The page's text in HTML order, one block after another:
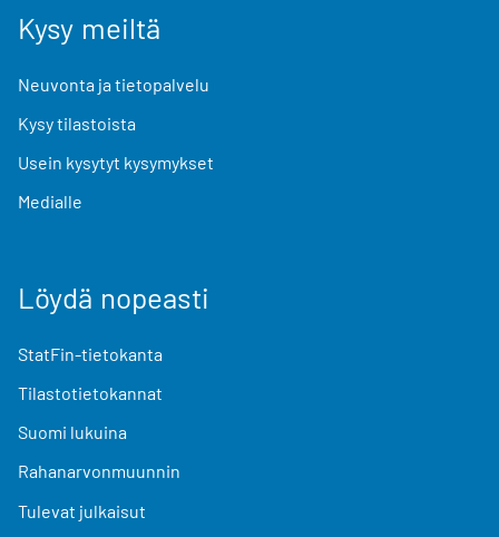
Kysy meiltä
Neuvonta ja tietopalvelu
Kysy tilastoista
Usein kysytyt kysymykset
Medialle
Löydä nopeasti
StatFin-tietokanta
Tilastotietokannat
Suomi lukuina
Rahanarvonmuunnin
Tulevat julkaisut